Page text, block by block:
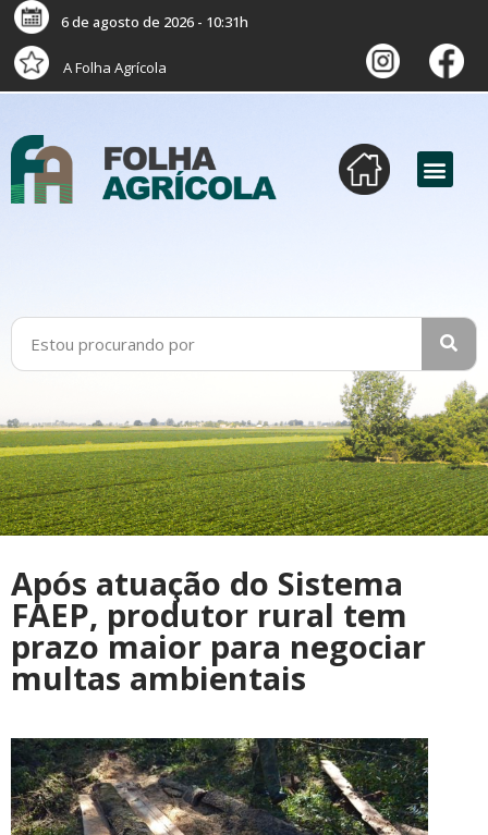
6 de agosto de 2026 - 10:31h
A Folha Agrícola
Após atuação do Sistema
FAEP, produtor rural tem
prazo maior para negociar
multas ambientais